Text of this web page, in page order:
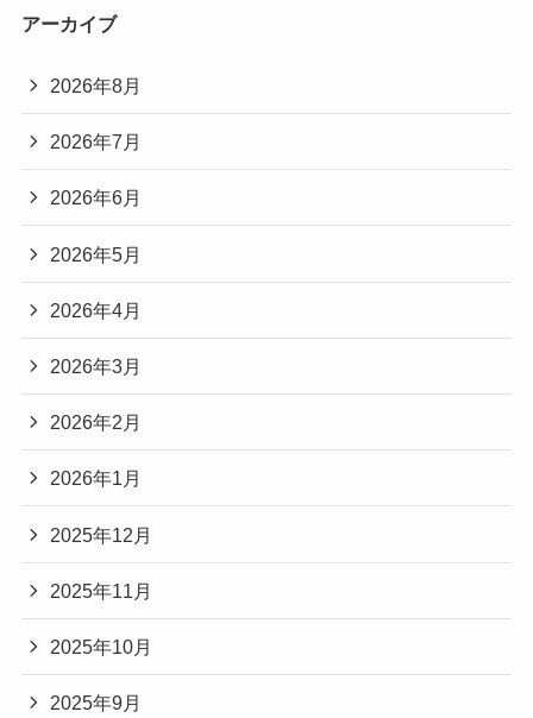
アーカイブ
2026年8月
2026年7月
2026年6月
2026年5月
2026年4月
2026年3月
2026年2月
2026年1月
2025年12月
2025年11月
2025年10月
2025年9月